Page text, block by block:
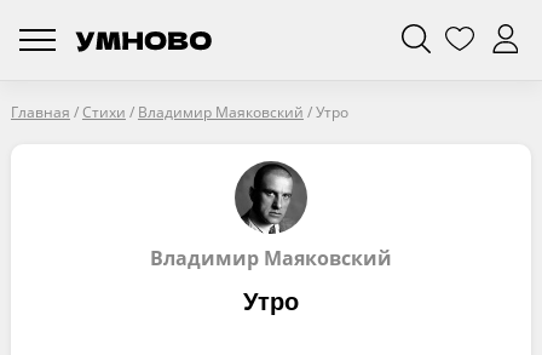
Главная /Стихи / Владимир Маяковский /Утро
Владимир Маяковский
Утро